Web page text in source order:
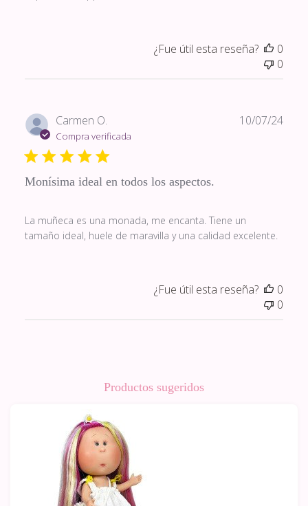
¿Fue útil esta reseña?
0
0
Carmen O.
Compra verificada
Monísima ideal en todos los aspectos.
La muñeca es una monada, me encanta. Tiene un
tamaño ideal, huele de maravilla y una calidad excelente.
10/07/24
¿Fue útil esta reseña?
0
0
Productos sugeridos